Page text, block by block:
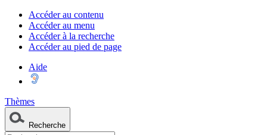
Accéder au contenu
Accéder au menu
Accéder à la recherche
Accéder au pied de page
Aide
Thèmes
Recherche